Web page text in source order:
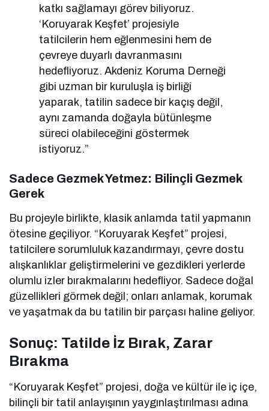
katkı sağlamayı görev biliyoruz.
‘Koruyarak Keşfet’ projesiyle
tatilcilerin hem eğlenmesini hem de
çevreye duyarlı davranmasını
hedefliyoruz. Akdeniz Koruma Derneği
gibi uzman bir kuruluşla iş birliği
yaparak, tatilin sadece bir kaçış değil,
aynı zamanda doğayla bütünleşme
süreci olabileceğini göstermek
istiyoruz.”
Sadece Gezmek Yetmez: Bilinçli Gezmek
Gerek
Bu projeyle birlikte, klasik anlamda tatil yapmanın
ötesine geçiliyor. “Koruyarak Keşfet” projesi,
tatilcilere sorumluluk kazandırmayı, çevre dostu
alışkanlıklar geliştirmelerini ve gezdikleri yerlerde
olumlu izler bırakmalarını hedefliyor. Sadece doğal
güzellikleri görmek değil; onları anlamak, korumak
ve yaşatmak da bu tatilin bir parçası haline geliyor.
Sonuç: Tatilde İz Bırak, Zarar
Bırakma
“Koruyarak Keşfet” projesi, doğa ve kültür ile iç içe,
bilinçli bir tatil anlayışının yaygınlaştırılması adına